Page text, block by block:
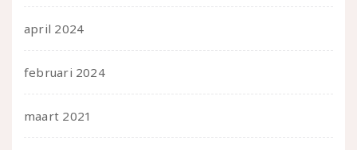
april 2024
februari 2024
maart 2021